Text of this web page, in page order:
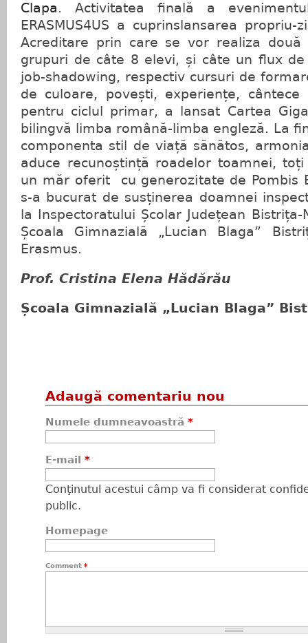
Clapa. Activitatea finală a
ERASMUS4US a cuprinslansarea
Acreditare prin care se vor realiza
grupuri de câte 8 elevi, și câte un flux
job-shadowing, respectiv cursuri de
de culoare, povești, experiențe, cântece
pentru ciclul primar, a lansat Cartea
bilingvă limba română-limba engleză. La
componenta stil de viață sănătos,
aduce recunoștință roadelor toamnei,
un măr oferit cu generozitate de Pombis
s-a bucurat de susținerea doamnei
la Inspectoratului Școlar Județean
Școala Gimnazială „Lucian Blaga”
Erasmus.
Prof. Cristina Elena Hădărău
Școala Gimnazială „Lucian Blaga”
Adaugă comentariu nou
Numele dumneavoastră *
E-mail *
Conţinutul acestui câmp va fi considerat
public.
Homepage
Comment *